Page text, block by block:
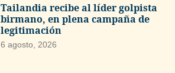
Tailandia recibe al líder golpista
birmano, en plena campaña de
legitimación
6 agosto, 2026